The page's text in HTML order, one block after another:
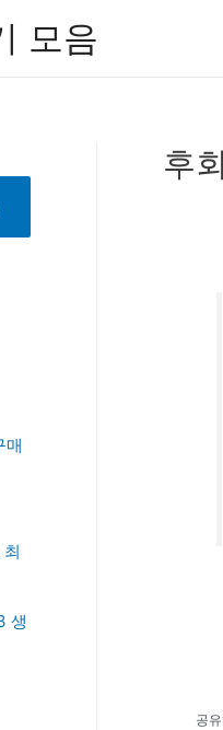
모음
매
생
후
공